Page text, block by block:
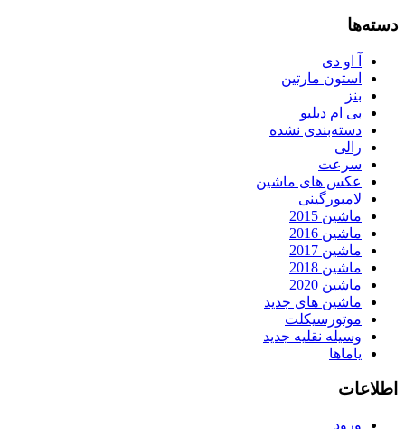
دسته‌ها
آ او دی
استون مارتین
بنز
بی ام دبلیو
دسته‌بندی نشده
رالی
سرعت
عکس های ماشین
لامبورگینی
ماشین 2015
ماشین 2016
ماشین 2017
ماشین 2018
ماشین 2020
ماشین های جدید
موتورسیکلت
وسیله نقلیه جدید
یاماها
اطلاعات
ورود